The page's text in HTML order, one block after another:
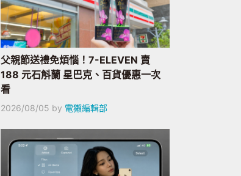
父親節送禮免煩惱！7-ELEVEN 賣
188 元石斛蘭 星巴克、百貨優惠一次
看
2026/08/05 by 電獺編輯部